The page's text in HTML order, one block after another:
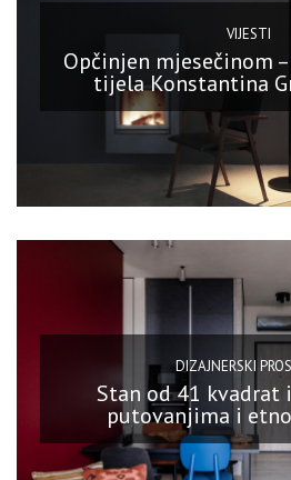
VIJESTI
Opčinjen mjesečinom
tijela Konstantina
DIZAJNERSKI
Stan od 41 kvadrat
putovanjima i